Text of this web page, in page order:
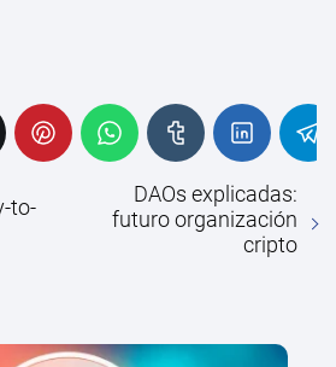
to-
DAOs explicadas:
futuro organización
cripto